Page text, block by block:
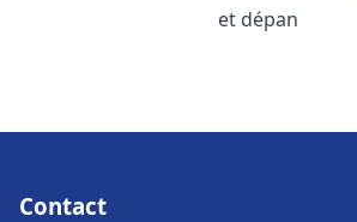
et dépan
Contact